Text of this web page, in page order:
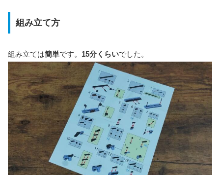
組み立て方
組み立ては簡単です。 15分くらいでした。